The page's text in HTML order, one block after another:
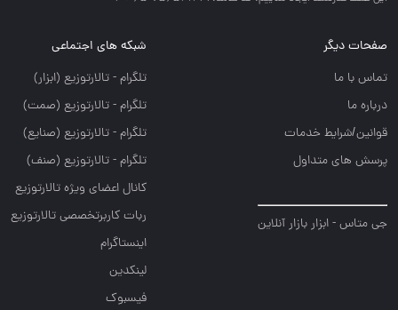
صفحات دیگر
تماس با ما
درباره ما
قوانین/شرایط خدمات
پرسش های متداول
جی متاس - ابزار بازار آنلاین
شبکه های اجتماعی
تلگرام - تالارتوزيع (ابزار)
تلگرام - تالارتوزيع (صمت)
تلگرام - تالارتوزيع (صنايع)
تلگرام - تالارتوزیع (صنف)
کانال اعضای ویژه تالارتوزیع
ربات کاربرتخصصی تالارتوزیع
اینستاگرام
لینکدین
فیسبوک